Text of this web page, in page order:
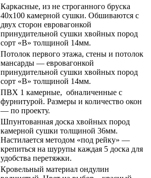
Каркасные, из не строганного бруска
40х100 камерной сушки. Обшиваются с
двух сторон евровагонкой
принудительной сушки хвойных пород
сорт «В» толщиной 14мм.
Потолок первого этажа, стены и потолок
мансарды — евровагонкой
принудительной сушки хвойных пород
сорт «В» толщиной 14мм.
ПВХ 1 камерные, обналиченные с
фурнитурой. Размеры и количество окон
— по проекту.
Шпунтованная доска хвойных пород
камерной сушки толщиной 36мм.
Настилается методом «под рейку» —
крепиться на шурупы каждая 5 доска для
удобства перетяжки.
Кровельный материал ондулин